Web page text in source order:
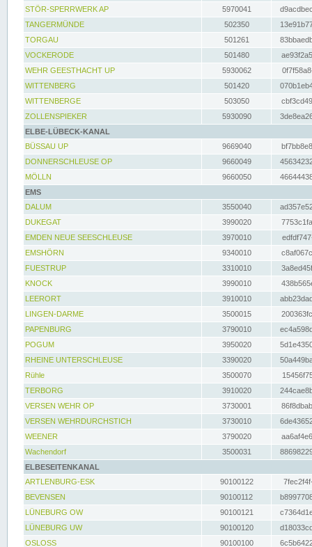
STÖR-SPERRWERK AP 5970041
TANGERMÜNDE
502350
TORGAU
501261
VOCKERODE
501480
WEHR GEESTHACHT UP
5930062
WITTENBERG
501420
WITTENBERGE
503050
ZOLLENSPIEKER
5930090
ELBE-LÜBECK-KANAL
BÜSSAU UP
9669040
DONNERSCHLEUSE OP
9660049
MÖLLN
9660050
EMS
DALUM
3550040
DUKEGAT
3990020
EMDEN NEUE SEESCHLEUSE
3970010
EMSHÖRN
9340010
FUESTRUP
3310010
KNOCK
3990010
LEERORT
3910010
LINGEN-DARME
3500015
PAPENBURG
3790010
POGUM
3950020
RHEINE UNTERSCHLEUSE
3390020
Rühle
3500070
TERBORG
3910020
VERSEN WEHR OP
3730001
VERSEN WEHRDURCHSTICH
3730010
WEENER
3790020
Wachendorf
3500031
ELBESEITENKANAL
ARTLENBURG-ESK
90100122
BEVENSEN
90100112
LÜNEBURG OW
90100121
LÜNEBURG UW
90100120
OSLOSS
90100100